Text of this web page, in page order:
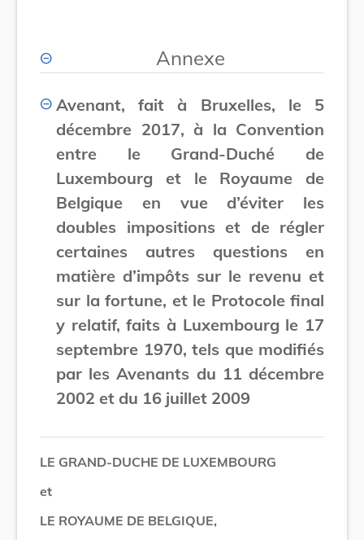
Annexe
Avenant, fait à Bruxelles, le 5
décembre 2017, à la Convention
entre le Grand-Duché de
Luxembourg et le Royaume de
Belgique en vue d’éviter les
doubles impositions et de régler
certaines autres questions en
matière d’impôts sur le revenu et
sur la fortune, et le Protocole final
y relatif, faits à Luxembourg le 17
septembre 1970, tels que modifiés
par les Avenants du 11 décembre
2002 et du 16 juillet 2009
LE GRAND-DUCHE DE LUXEMBOURG
et
LE ROYAUME DE BELGIQUE,